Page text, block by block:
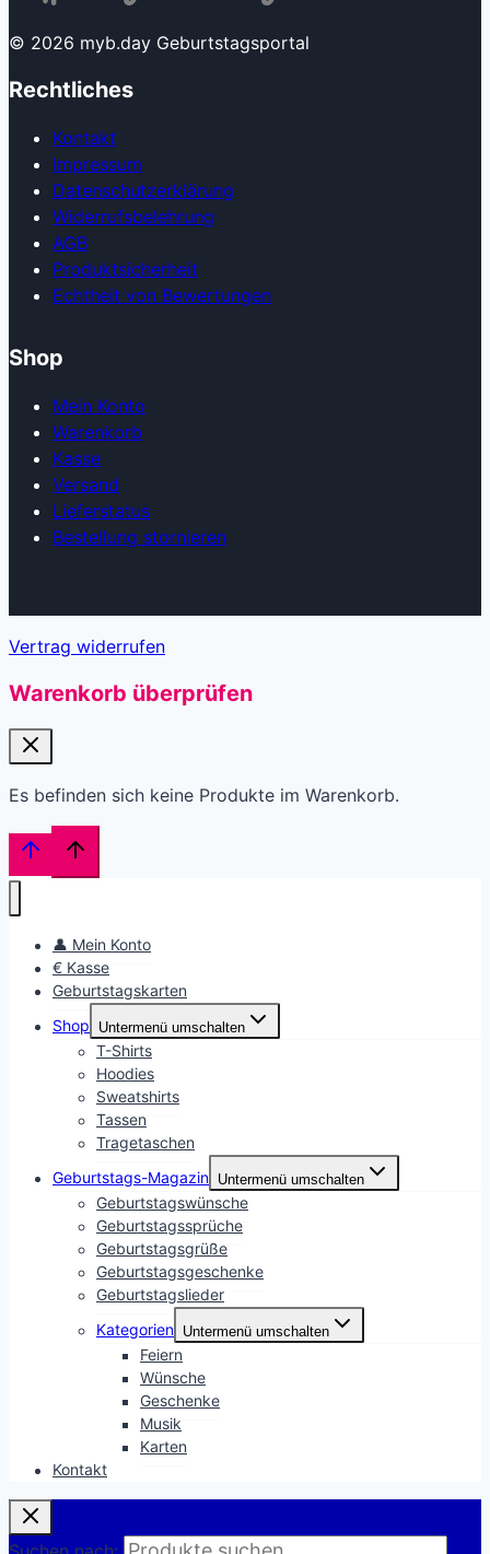
© 2026 myb.day Geburtstagsportal
Rechtliches
Kontakt
Impressum
Datenschutzerklärung
Widerrufsbelehrung
AGB
Produkt­sicherheit
Echtheit von Bewertungen
Shop
Mein Konto
Warenkorb
Kasse
Versand
Lieferstatus
Bestellung stornieren
Vertrag widerrufen
Warenkorb überprüfen
Es befinden sich keine Produkte im Warenkorb.
👤 Mein Konto
€ Kasse
Geburtstagskarten
Shop
Untermenü umschalten
T-Shirts
Hoodies
Sweatshirts
Tassen
Tragetaschen
Geburtstags-Magazin Untermenü umschalten
Geburtstagswünsche
Geburtstagssprüche
Geburtstagsgrüße
Geburtstagsgeschenke
Geburtstagslieder
Kategorien Untermenü umschalten
Feiern
Wünsche
Geschenke
Musik
Karten
Kontakt